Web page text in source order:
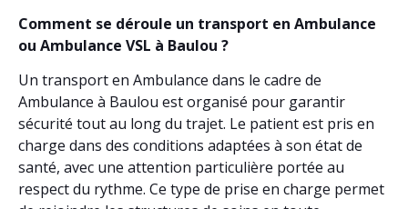
Comment se déroule un transport en Ambulance
ou Ambulance VSL à Baulou ?
Un transport en Ambulance dans le cadre de
Ambulance à Baulou est organisé pour garantir
sécurité tout au long du trajet. Le patient est pris en
charge dans des conditions adaptées à son état de
santé, avec une attention particulière portée au
respect du rythme. Ce type de prise en charge permet